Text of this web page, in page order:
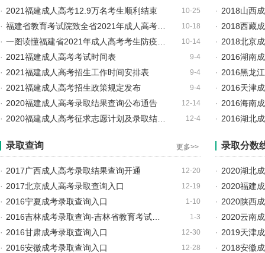
10-25
· 2021福建成人高考12.9万名考生顺利结束
10-18
· 福建省教育考试院致全省2021年成人高考…
10-14
· 一图读懂福建省2021年成人高考考生防疫…
9-4
· 2021福建成人高考考试时间表
9-4
· 2021福建成人高考招生工作时间安排表
9-4
· 2021福建成人高考招生政策规定发布
12-14
· 2020福建成人高考录取结果查询公布通告
12-4
· 2020福建成人高考征求志愿计划及录取结…
· 2018山西
· 2018西藏
· 2018北京
· 2016湖南
· 2016黑龙
· 2016天津
· 2016海南
· 2016湖北
录取查询 更多>>
12-20
· 2017广西成人高考录取结果查询开通
12-19
· 2017北京成人高考录取查询入口
1-10
· 2016宁夏成考录取查询入口
1-3
· 2016吉林成考录取查询-吉林省教育考试…
12-30
· 2016甘肃成考录取查询入口
12-28
· 2016安徽成考录取查询入口
录取分数
· 2020湖北
· 2020福建
· 2020陕西
· 2020云南
· 2019天津
· 2018安徽